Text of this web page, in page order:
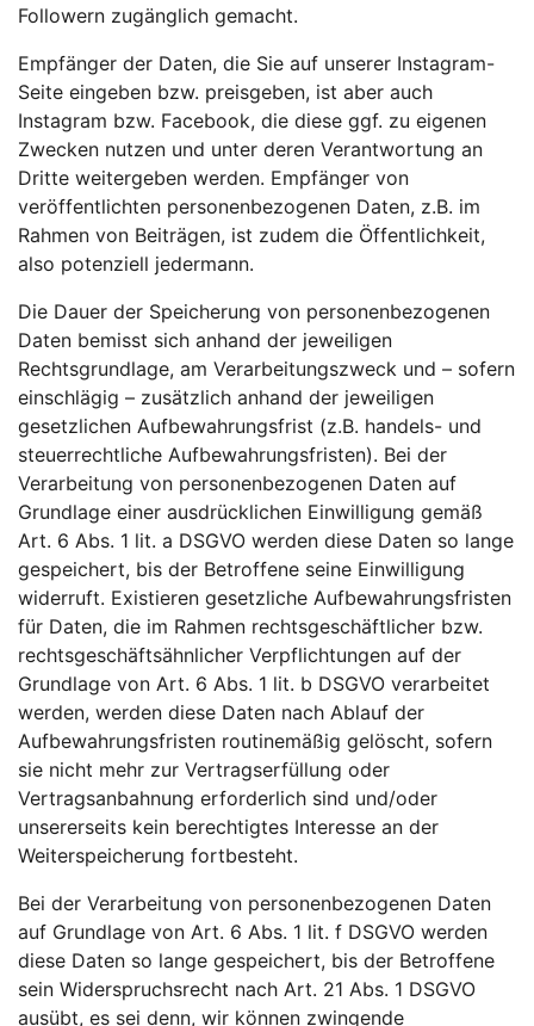
Followern zugänglich gemacht.
Empfänger der Daten, die Sie auf unserer Instagram-
Seite eingeben bzw. preisgeben, ist aber auch
Instagram bzw. Facebook, die diese ggf. zu eigenen
Zwecken nutzen und unter deren Verantwortung an
Dritte weitergeben werden. Empfänger von
veröffentlichten personenbezogenen Daten, z.B. im
Rahmen von Beiträgen, ist zudem die Öffentlichkeit,
also potenziell jedermann.
Die Dauer der Speicherung von personenbezogenen
Daten bemisst sich anhand der jeweiligen
Rechtsgrundlage, am Verarbeitungszweck und – sofern
einschlägig – zusätzlich anhand der jeweiligen
gesetzlichen Aufbewahrungsfrist (z.B. handels- und
steuerrechtliche Aufbewahrungsfristen). Bei der
Verarbeitung von personenbezogenen Daten auf
Grundlage einer ausdrücklichen Einwilligung gemäß
Art. 6 Abs. 1 lit. a DSGVO werden diese Daten so lange
gespeichert, bis der Betroffene seine Einwilligung
widerruft. Existieren gesetzliche Aufbewahrungsfristen
für Daten, die im Rahmen rechtsgeschäftlicher bzw.
rechtsgeschäftsähnlicher Verpflichtungen auf der
Grundlage von Art. 6 Abs. 1 lit. b DSGVO verarbeitet
werden, werden diese Daten nach Ablauf der
Aufbewahrungsfristen routinemäßig gelöscht, sofern
sie nicht mehr zur Vertragserfüllung oder
Vertragsanbahnung erforderlich sind und/oder
unsererseits kein berechtigtes Interesse an der
Weiterspeicherung fortbesteht.
Bei der Verarbeitung von personenbezogenen Daten
auf Grundlage von Art. 6 Abs. 1 lit. f DSGVO werden
diese Daten so lange gespeichert, bis der Betroffene
sein Widerspruchsrecht nach Art. 21 Abs. 1 DSGVO
ausübt, es sei denn, wir können zwingende